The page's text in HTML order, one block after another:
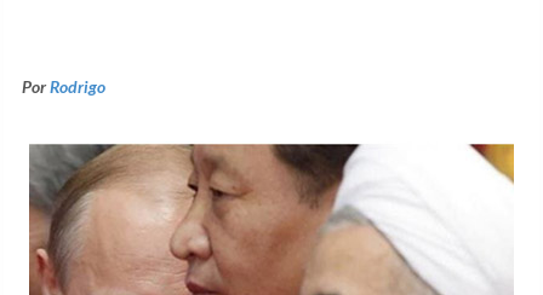
PorRodrigo